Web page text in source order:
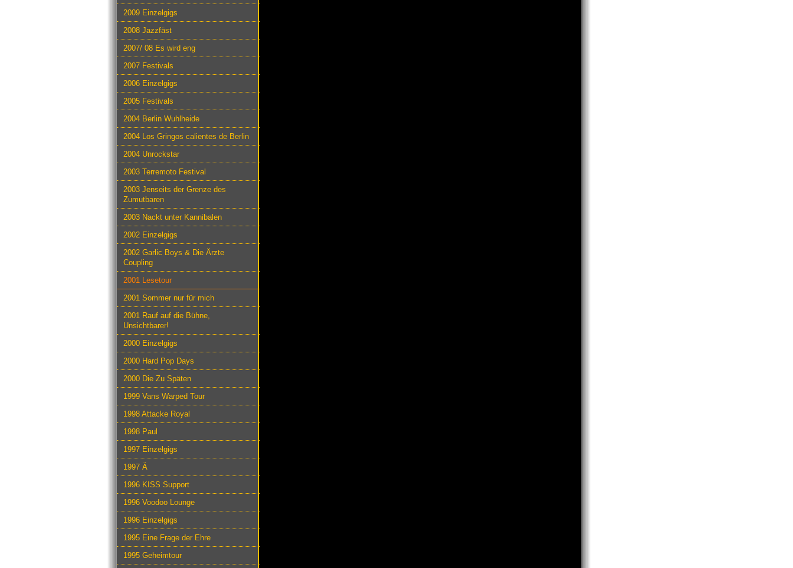
2009 Einzelgigs
2008 Jazzfäst
2007/ 08 Es wird eng
2007 Festivals
2006 Einzelgigs
2005 Festivals
2004 Berlin Wuhlheide
2004 Los Gringos calientes de Berlin
2004 Unrockstar
2003 Terremoto Festival
2003 Jenseits der Grenze des
Zumutbaren
2003 Nackt unter Kannibalen
2002 Einzelgigs
2002 Garlic Boys & Die Ärzte
Coupling
2001 Lesetour
2001 Sommer nur für mich
2001 Rauf auf die Bühne,
Unsichtbarer!
2000 Einzelgigs
2000 Hard Pop Days
2000 Die Zu Späten
1999 Vans Warped Tour
1998 Attacke Royal
1998 Paul
1997 Einzelgigs
1997 Ä
1996 KISS Support
1996 Voodoo Lounge
1996 Einzelgigs
1995 Eine Frage der Ehre
1995 Geheimtour